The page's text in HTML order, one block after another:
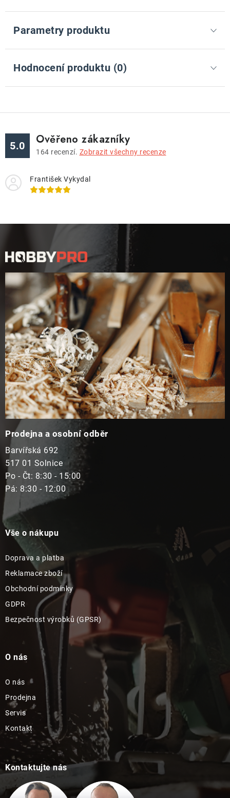
Parametry produktu
Hodnocení produktu (0)
5.0 Ověřeno zákazníky
164 recenzí. Zobrazit všechny recenze
František Vykydal
p
a
Prodejna a osobní odběr
Barvířská 692
517 01 Solnice
Po - Čt: 8:30 - 15:00
Pá: 8:30 - 12:00
Vše o nákupu
Doprava a platba
Reklamace zboží
Obchodní podmínky
GDPR
Bezpečnost výrobků (GPSR)
O nás
O nás
Prodejna
Servis
Kontakt
Kontaktujte nás